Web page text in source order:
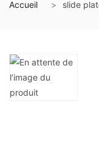
Accueil slide